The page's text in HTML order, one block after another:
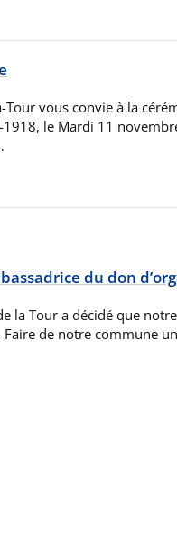
Tour vous convie à la
1918, le Mardi 11
du don
la Tour a décidé que
Faire de notre commune